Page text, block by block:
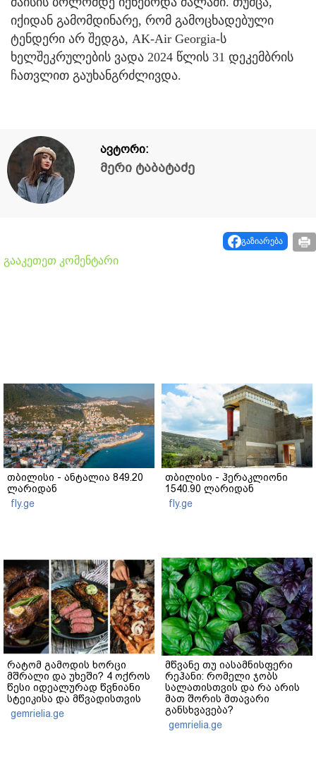
იქიდან გამომდინარე, რომ გამოცხადებული
ტენდერი არ შედგა, AK-Air Georgia-ს
ხელშეკრულების ვადა 2024 წლის 31 დეკემბრის
ჩათვლით გაუხანგრძლივდა.
ავტორი:
მერი ტაბატაძე
გაზიარება
გააკეთეთ კომენტარი
თბილისი - ანტალია 849.20
ლარიდან
fly.ge
თბილისი - ჰერაკლიონი
1540.90 ლარიდან
fly.ge
რატომ გამოდის ხორცი
მშრალი და უხეში? 4 ოქროს
წესი იდეალურად წვნიანი
სტეიკისა და მწვადისთვის
gemrielia.ge
მწვანე თუ იასამნისფერი
რეჰანი: რომელი ჯობს
სალათისთვის და რა არის
მათ შორის მთავარი
განსხვავება?
gemrielia.ge